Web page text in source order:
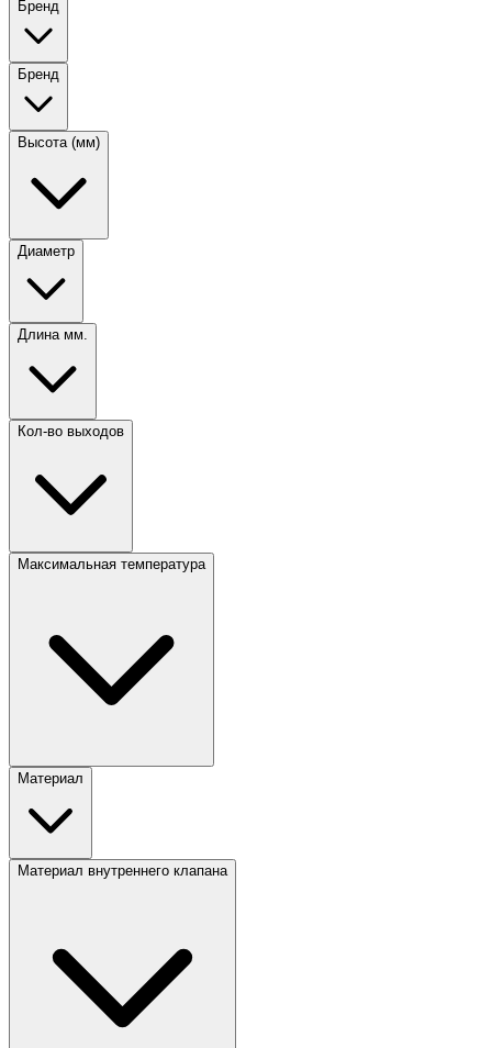
Бренд
Бренд
Высота (мм)
Диаметр
Длина мм.
Кол-во выходов
Максимальная температура
Материал
Материал внутреннего клапана